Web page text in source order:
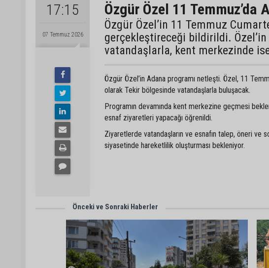
17:15
07 Temmuz 2026
Özgür Özel 11 Temmuz’da
Özgür Özel’in 11 Temmuz
gerçekleştireceği bildirildi. Özel’in
vatandaşlarla, kent merkezinde
Özgür Özel’in Adana programı netleşti. Özel, 11
olarak Tekir bölgesinde vatandaşlarla buluşacak.
Programın devamında kent merkezine geçmesi
esnaf ziyaretleri yapacağı öğrenildi.
Ziyaretlerde vatandaşların ve esnafın talep, öneri ve
siyasetinde hareketlilik oluşturması bekleniyor.
Önceki ve Sonraki Haberler